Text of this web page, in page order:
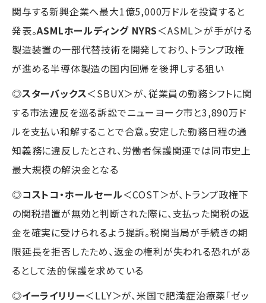
関与する新興企業へ最大1億5,000万ドルを投資すると
発表。ASMLホールディング NYRS＜ASML＞が手がける
製造装置の一部代替技術を開発しており、トランプ政権
が進める半導体製造の国内回帰を後押しする狙い
◎スターバックス＜SBUX＞が、従業員の勤務シフトに関
する市法違反を巡る訴訟でニューヨーク市と3,890万ド
ルを支払い和解することで合意。安定した勤務日程の通
知義務に違反したとされ、労働者保護関連では同市史上
最大規模の解決金となる
◎コストコ・ホールセール＜COST＞が、トランプ政権下
の関税措置が無効と判断された際に、支払った関税の返
金を確実に受けられるよう提訴。税関当局が手続きの期
限延長を拒否したため、返金の権利が失われる恐れがあ
るとして法的保護を求めている
◎イーライリリー＜LLY＞が、米国で肥満症治療薬「ゼッ